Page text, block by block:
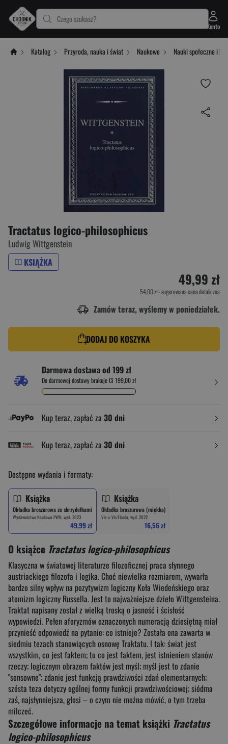
Czego szukasz?
Konto
Katalog Przyroda, nauka i świat Naukowe Nauki społeczne i
Tractatus logico-philosophicus
Ludwig Wittgenstein
KSIĄŻKA
49,99 zł
54,00 zł- sugerowana cena detaliczna
Zamów teraz, wyślemy w poniedziałek.
DODAJ DO KOSZYKA
Darmowa dostawa od 199 zł
Do darmowej dostawy brakuje Ci 199,00 zł
Kup teraz, zapłać za 30 dni
Kup teraz, zapłać za 30 dni
Dostępne wydania i formaty:
Książka
Okładka broszurowa ze skrzydełkami
Wydawnictwo Naukowe PWN, wyd. 2023
49,99 zł
Książka
Okładka broszurowa (miękka)
Vis-a-Vis Etiuda, wyd. 2022
16,56 zł
O książce Tractatus logico-philosophicus
Klasyczna w światowej literaturze filozoficznej praca słynnego
austriackiego filozofa i logika. Choć niewielka rozmiarem, wywarła
bardzo silny wpływ na pozytywizm logiczny Koła Wiedeńskiego oraz
atomizm logiczny Russella. Jest to najważniejsze dzieło Wittgensteina.
Traktat napisany został z wielką troską o jasność i ścisłość
wypowiedzi. Pełen aforyzmów oznaczonych numeracją dziesiętną miał
przynieść odpowiedź na pytanie: co istnieje? Została ona zawarta w
siedmiu tezach stanowiących osnowę Traktatu. I tak: świat jest
wszystkim, co jest faktem; to co jest faktem, jest istnieniem stanów
rzeczy; logicznym obrazem faktów jest myśl; myśl jest to zdanie
"sensowne"; zdanie jest funkcją prawdziwości zdań elementarnych;
szósta teza dotyczy ogólnej formy funkcji prawdziwościowej; siódma
zaś, najsłynniejsza, głosi – o czym nie można mówić, o tym trzeba
milczeć.
Szczegółowe informacje na temat książki Tractatus
logico-philosophicus